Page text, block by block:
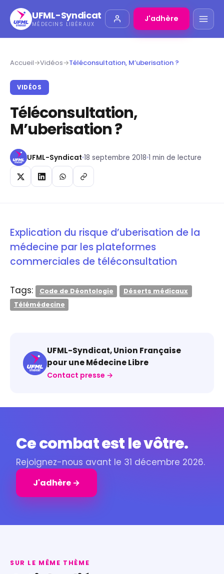
UFML-Syndicat
MÉDECINS LIBÉRAUX
J'adhère
Accueil→Vidéos→Téléconsultation, M’uberisation ?
VIDÉOS
Téléconsultation,
M’uberisation ?
UFML-Syndicat 18 septembre 2018 1 min de lecture
Explication du risque d’uberisation de la
médecine par les plateformes
commerciales de téléconsultation
Tags: Code de Déontologie
Déserts médicaux
Télémédecine
UFML-Syndicat, Union Française
pour une Médecine Libre
Contact presse →
Ce combat est le vôtre.
Rejoignez-nous avant le 31 décembre 2026.
J'adhère →
SUR LE MÊME THÈME